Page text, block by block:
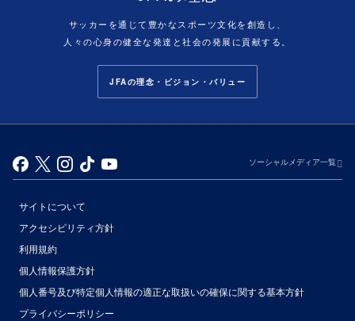
サッカーを通じて豊かなスポーツ文化を創造し、
人々の心身の健全な発達と社会の発展に貢献する。
JFAの理念・ビジョン・バリュー
ソーシャルメディア一覧
サイトについて
アクセシビリティ方針
利用規約
個人情報保護方針
個人番号及び特定個人情報の適正な取扱いの確保に関する基本方針
プライバシーポリシー